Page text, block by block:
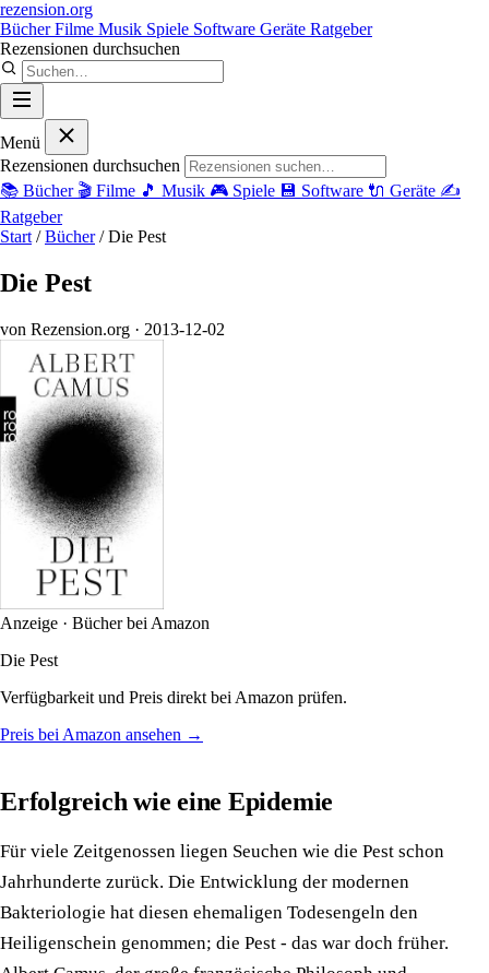
rezension.org
BücherFilme Musik Spiele Software Geräte Ratgeber
Rezensionen durchsuchen
Menü
Rezensionen durchsuchen
📚 Bücher 🎬 Filme 🎵 Musik 🎮 Spiele 💾 Software 🔌 Geräte ✍️
Ratgeber
Start / Bücher / Die Pest
Die Pest
von Rezension.org · 2013-12-02
Anzeige · Bücher bei Amazon
Die Pest
Verfügbarkeit und Preis direkt bei Amazon prüfen.
Preis bei Amazon ansehen →
Erfolgreich wie eine Epidemie
Für viele Zeitgenossen liegen Seuchen wie die Pest schon
Jahrhunderte zurück. Die Entwicklung der modernen
Bakteriologie hat diesen ehemaligen Todesengeln den
Heiligenschein genommen; die Pest - das war doch früher.